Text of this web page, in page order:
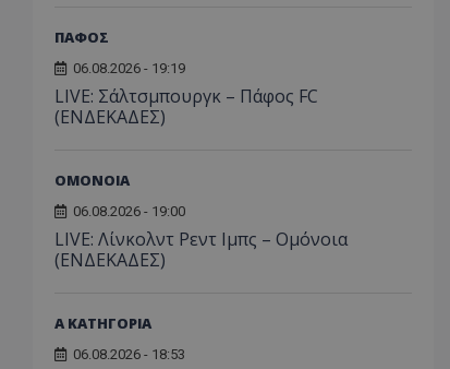
ΠΑΦΟΣ
06.08.2026 - 19:19
LIVE: Σάλτσμπουργκ – Πάφος FC
(ΕΝΔΕΚΑΔΕΣ)
ΟΜΟΝΟΙΑ
06.08.2026 - 19:00
LIVE: Λίνκολντ Ρεντ Ιμπς – Ομόνοια
(ΕΝΔΕΚΑΔΕΣ)
Α ΚΑΤΗΓΟΡΙΑ
06.08.2026 - 18:53